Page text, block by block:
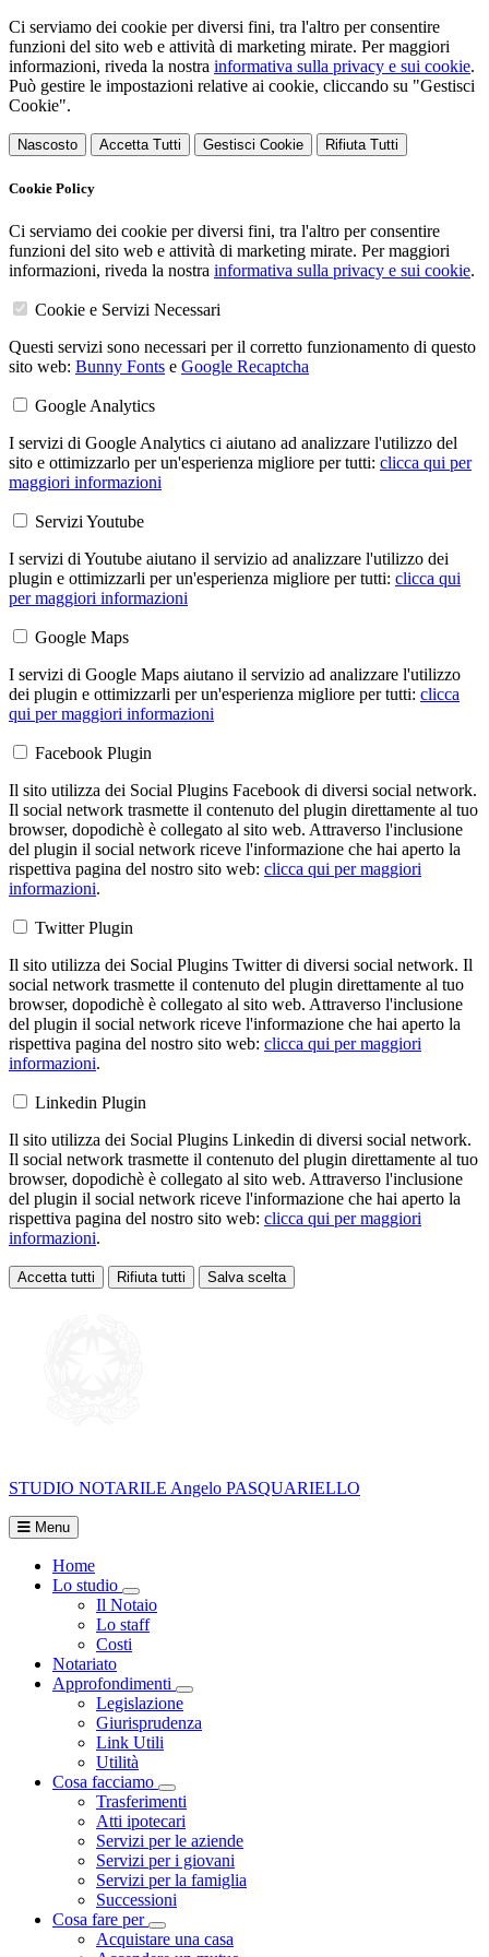
Ci serviamo dei cookie per diversi fini, tra l'altro per consentire
funzioni del sito web e attività di marketing mirate. Per maggiori
informazioni, riveda la nostra informativa sulla privacy e sui cookie.
Può gestire le impostazioni relative ai cookie, cliccando su "Gestisci
Cookie".
Nascosto Accetta Tutti Gestisci Cookie Rifiuta Tutti
Cookie Policy
Ci serviamo dei cookie per diversi fini, tra l'altro per consentire
funzioni del sito web e attività di marketing mirate. Per maggiori
informazioni, riveda la nostra informativa sulla privacy e sui cookie.
Cookie e Servizi Necessari
Questi servizi sono necessari per il corretto funzionamento di questo
sito web: Bunny Fonts e Google Recaptcha
Google Analytics
I servizi di Google Analytics ci aiutano ad analizzare l'utilizzo del
sito e ottimizzarlo per un'esperienza migliore per tutti: clicca qui per
maggiori informazioni
Servizi Youtube
I servizi di Youtube aiutano il servizio ad analizzare l'utilizzo dei
plugin e ottimizzarli per un'esperienza migliore per tutti: clicca qui
per maggiori informazioni
Google Maps
I servizi di Google Maps aiutano il servizio ad analizzare l'utilizzo
dei plugin e ottimizzarli per un'esperienza migliore per tutti: clicca
qui per maggiori informazioni
Facebook Plugin
Il sito utilizza dei Social Plugins Facebook di diversi social network.
Il social network trasmette il contenuto del plugin direttamente al tuo
browser, dopodichè è collegato al sito web. Attraverso l'inclusione
del plugin il social network riceve l'informazione che hai aperto la
rispettiva pagina del nostro sito web: clicca qui per maggiori
informazioni.
Twitter Plugin
Il sito utilizza dei Social Plugins Twitter di diversi social network. Il
social network trasmette il contenuto del plugin direttamente al tuo
browser, dopodichè è collegato al sito web. Attraverso l'inclusione
del plugin il social network riceve l'informazione che hai aperto la
rispettiva pagina del nostro sito web: clicca qui per maggiori
informazioni.
Linkedin Plugin
Il sito utilizza dei Social Plugins Linkedin di diversi social network.
Il social network trasmette il contenuto del plugin direttamente al tuo
browser, dopodichè è collegato al sito web. Attraverso l'inclusione
del plugin il social network riceve l'informazione che hai aperto la
rispettiva pagina del nostro sito web: clicca qui per maggiori
informazioni.
Accetta tutti Rifiuta tutti Salva scelta
STUDIO NOTARILE Angelo PASQUARIELLO
Menu
Home
Lo studio
Visualizza menù di secondo livello
Il Notaio
Lo staff
Costi
Notariato
Approfondimenti
Visualizza menù di secondo livello
Legislazione
Giurisprudenza
Link Utili
Utilità
Cosa facciamo
Visualizza menù di secondo livello
Trasferimenti
Atti ipotecari
Servizi per le aziende
Servizi per i giovani
Servizi per la famiglia
Successioni
Cosa fare per
Visualizza menù di secondo livello
Acquistare una casa